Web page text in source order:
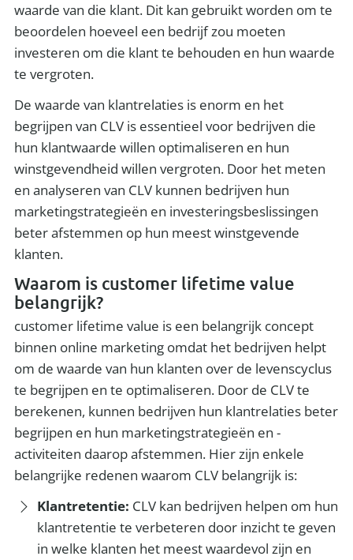
waarde van die klant. Dit kan gebruikt worden om te
beoordelen hoeveel een bedrijf zou moeten
investeren om die klant te behouden en hun waarde
te vergroten.
De waarde van klantrelaties is enorm en het
begrijpen van CLV is essentieel voor bedrijven die
hun klantwaarde willen optimaliseren en hun
winstgevendheid willen vergroten. Door het meten
en analyseren van CLV kunnen bedrijven hun
marketingstrategieën en investeringsbeslissingen
beter afstemmen op hun meest winstgevende
klanten.
Waarom is customer lifetime value
belangrijk?
customer lifetime value is een belangrijk concept
binnen online marketing omdat het bedrijven helpt
om de waarde van hun klanten over de levenscyclus
te begrijpen en te optimaliseren. Door de CLV te
berekenen, kunnen bedrijven hun klantrelaties beter
begrijpen en hun marketingstrategieën en -
activiteiten daarop afstemmen. Hier zijn enkele
belangrijke redenen waarom CLV belangrijk is:
Klantretentie: CLV kan bedrijven helpen om hun
klantretentie te verbeteren door inzicht te geven
in welke klanten het meest waardevol zijn en